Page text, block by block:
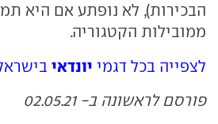
הבכירות), לא נופתע אם היא
ממובילות הקטגוריה.
לצפייה בכל דגמי יונדאי
פורסם לראשונה ב- 02.05.21